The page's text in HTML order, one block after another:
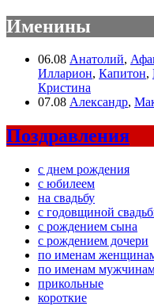
Именины
06.08 Анатолий,
Илларион, Капитон,
Кристина
07.08 Александр,
Поздравления
с днем рождения
с юбилеем
на свадьбу
с годовщиной
с рождением сына
с рождением дочери
по именам
по именам
прикольные
короткие